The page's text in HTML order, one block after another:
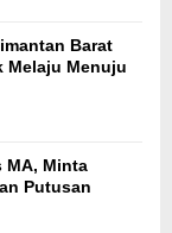
Barat
Melaju Menuju
MA, Minta
Putusan